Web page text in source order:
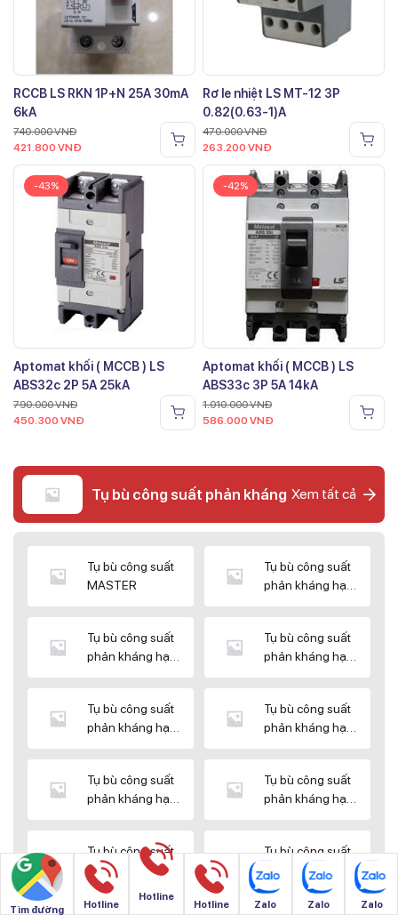
RCCB LS RKN 1P+N 25A 30mA
6kA
740.000VNĐ
421.800 VNĐ
Rơ le nhiệt LS MT-12 3P
0.82(0.63-1)A
470.000VNĐ
263.200 VNĐ
-43%
Aptomat khối ( MCCB ) LS
ABS32c 2P 5A 25kA
790.000VNĐ
450.300 VNĐ
-42%
Aptomat khối ( MCCB ) LS
ABS33c 3P 5A 14kA
1.010.000VNĐ
586.000 VNĐ
Tụ bù công suất phản kháng Xem tất cả
Tụ bù công suất
MASTER
Tụ bù công suất
phản kháng hạ
Tụ bù công suất
phản kháng hạ
Tụ bù công suất
phản kháng hạ
Tụ bù công suất
phản kháng hạ
Tụ bù công suất
phản kháng hạ
Tụ bù công suất
phản kháng hạ
Tụ bù công suất
phản kháng hạ
Tụ bù công suất
phản kháng hạ
thế SHIZUKI
Tụ bù công suất
phản kháng hạ
thế SINO
Tìm đường Hotline
Hotline
Hotline Zalo Zalo Zalo